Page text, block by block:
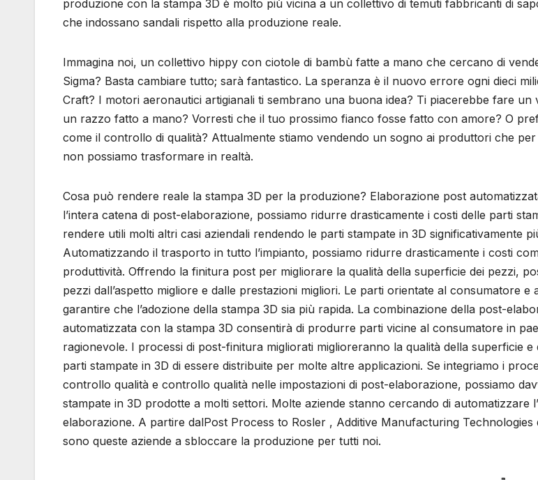
produzione con la stampa 3D è molto più vicina a un collettivo di temuti fabbricanti di
che indossano sandali rispetto alla produzione reale.
Immagina noi, un collettivo hippy con ciotole di bambù fatte a mano che cercano di
Sigma? Basta cambiare tutto; sarà fantastico. La speranza è il nuovo errore ogni dieci
Craft? I motori aeronautici artigianali ti sembrano una buona idea? Ti piacerebbe fare un
un razzo fatto a mano? Vorresti che il tuo prossimo fianco fosse fatto con amore? O
come il controllo di qualità? Attualmente stiamo vendendo un sogno ai produttori che
non possiamo trasformare in realtà.
Cosa può rendere reale la stampa 3D per la produzione? Elaborazione post
l’intera catena di post-elaborazione, possiamo ridurre drasticamente i costi delle parti
rendere utili molti altri casi aziendali rendendo le parti stampate in 3D significativamente
Automatizzando il trasporto in tutto l’impianto, possiamo ridurre drasticamente i costi
produttività. Offrendo la finitura post per migliorare la qualità della superficie dei pezzi,
pezzi dall’aspetto migliore e dalle prestazioni migliori. Le parti orientate al consumatore e
garantire che l’adozione della stampa 3D sia più rapida. La combinazione della post-
automatizzata con la stampa 3D consentirà di produrre parti vicine al consumatore in
ragionevole. I processi di post-finitura migliorati miglioreranno la qualità della superficie
parti stampate in 3D di essere distribuite per molte altre applicazioni. Se integriamo i
controllo qualità e controllo qualità nelle impostazioni di post-elaborazione, possiamo
stampate in 3D prodotte a molti settori. Molte aziende stanno cercando di automatizzare
elaborazione. A partire dalPost Process to Rosler , Additive Manufacturing Technologies
sono queste aziende a sbloccare la produzione per tutti noi.